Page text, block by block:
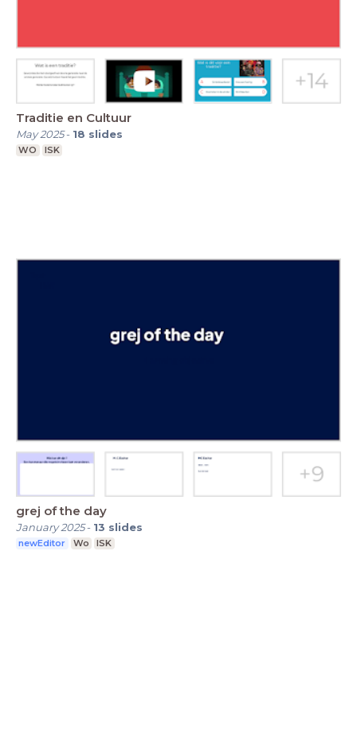
Traditie en Cultuur
May 2025- 18 slides
WO ISK
grej of the day
January 2025- 13 slides
newEditor Wo ISK